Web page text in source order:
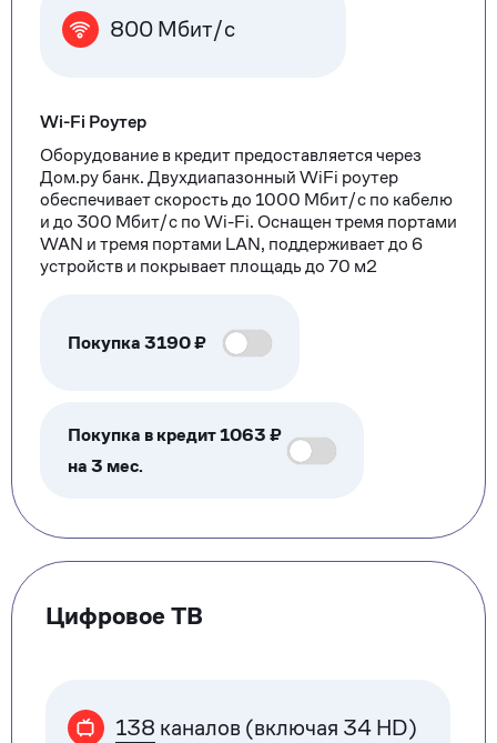
800 Мбит/с
Wi-Fi Роутер
Оборудование в кредит предоставляется через
Дом.ру банк. Двухдиапазонный WiFi роутер
обеспечивает скорость до 1000 Мбит/с по кабелю
и до 300 Мбит/с по Wi-Fi. Оснащен тремя портами
WAN и тремя портами LAN, поддерживает до 6
устройств и покрывает площадь до 70 м2
Покупка3190₽
Покупка в кредит 1063 ₽
на 3 мес.
Цифровое ТВ
138 каналов (включая 34 HD)